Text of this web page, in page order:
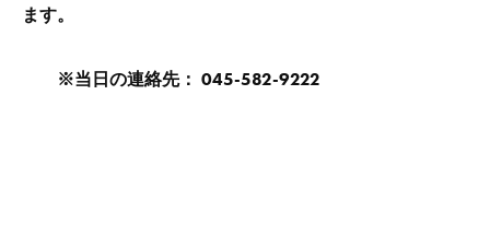
ます。
※当日の連絡先： 045-582-9222